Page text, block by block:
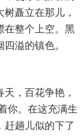
矗立在那儿，
在整个上空。黑
溢的镇色。
，百花争艳，
你。在这充满生
赶趟儿似的下了